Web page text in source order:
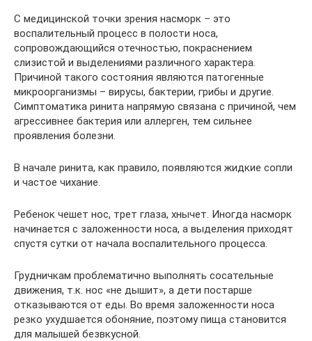
С медицинской точки зрения насморк – это
воспалительный процесс в полости носа,
сопровождающийся отечностью, покраснением
слизистой и выделениями различного характера.
Причиной такого состояния являются патогенные
микроорганизмы – вирусы, бактерии, грибы и другие.
Симптоматика ринита напрямую связана с причиной, чем
агрессивнее бактерия или аллерген, тем сильнее
проявления болезни.
В начале ринита, как правило, появляются жидкие сопли
и частое чихание.
Ребенок чешет нос, трет глаза, хнычет. Иногда насморк
начинается с заложенности носа, а выделения приходят
спустя сутки от начала воспалительного процесса.
Грудничкам проблематично выполнять сосательные
движения, т.к. нос «не дышит», а дети постарше
отказываются от еды. Во время заложенности носа
резко ухудшается обоняние, поэтому пища становится
для малышей безвкусной.